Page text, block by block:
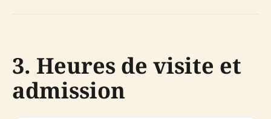
3. Heures de visite et
admission